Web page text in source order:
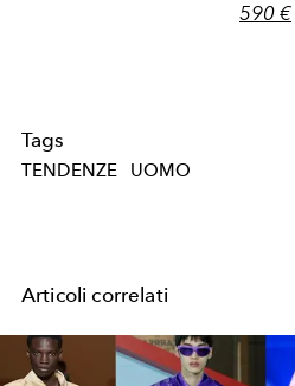
590 €
Tags
TENDENZE UOMO
Articoli correlati